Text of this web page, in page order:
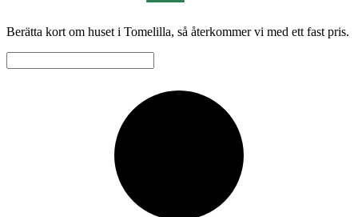
Berätta kort om huset i Tomelilla, så återkommer vi med ett fast pris.